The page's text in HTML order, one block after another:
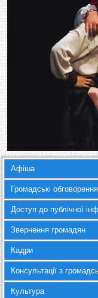
Афіша
Громадські
Доступ до публічної
Звернення громадян
Кадри
Консультації з
Культура